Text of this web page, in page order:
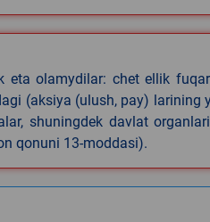
olamydilar: chet ellik
(aksiya (ulush, pay)
shuningdek davlat
qonuni 13-moddasi).